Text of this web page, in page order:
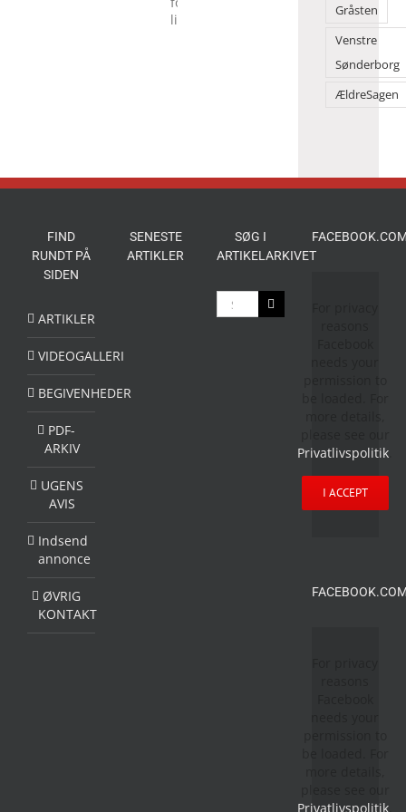
oplevelser
Gråsten
Venstre
Sønderborg
ÆldreSagen
FIND
RUNDT PÅ
SIDEN
ARTIKLER
VIDEOGALLERI
BEGIVENHEDER
PDF-
ARKIV
UGENS
AVIS
Indsend
annonce
ØVRIG
KONTAKT
SENESTE
ARTIKLER
SØG I
ARTIKELARKIVET
Søg
efter:
Privatlivspolitik
I ACCEPT
Privatlivspolitik